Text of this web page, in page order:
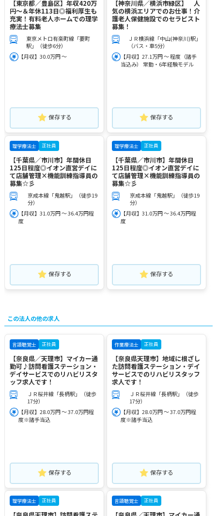
【東京都／豊島区】年収420万
円～＆年休113日◎福利厚生も
充実！有料老人ホームでの理学
療法士募集
東京メトロ有楽町線「要町
駅」（徒歩6分）
【月収】30.0万円 ～
保存する
【神奈川県／横浜市緑区】 人
気の横浜エリアでのお仕事！介
護老人保健施設でのセラピスト
募集！
ＪＲ横浜線「中山(神奈川)駅」
（バス・車5分）
【月収】27.1万円 ～ 程度（諸手
当込み） 常勤・6年経験モデル
保存する
理学療法士 正社員
【千葉県／市川市】年間休日
125日程度◎イオン直営デイに
て店舗管理×機能訓練指導員の
募集☆彡
京成本線「鬼越駅」（徒歩19
分）
【月収】31.0万円 ～ 36.4万円程
度
保存する
理学療法士 正社員
【千葉県／市川市】年間休日
125日程度◎イオン直営デイに
て店舗管理×機能訓練指導員の
募集☆彡
京成本線「鬼越駅」（徒歩19
分）
【月収】31.0万円 ～ 36.4万円程
度
保存する
この法人の他の求人
言語聴覚士 正社員
【奈良県／天理市】マイカー通
勤可♪訪問看護ステーション・
デイサービスでのリハビリスタ
ッフ求人です！
ＪＲ桜井線「長柄駅」（徒歩
17分）
【月収】28.0万円 ～ 37.0万円程
度※諸手当込
保存する
作業療法士 正社員
【奈良県天理市】地域に根ざし
た訪問看護ステーション・デイ
サービスでのリハビリスタッフ
求人です！
ＪＲ桜井線「長柄駅」（徒歩
17分）
【月収】28.0万円 ～ 37.0万円程
度※諸手当込
保存する
理学療法士 正社員 言語聴覚士 正社員